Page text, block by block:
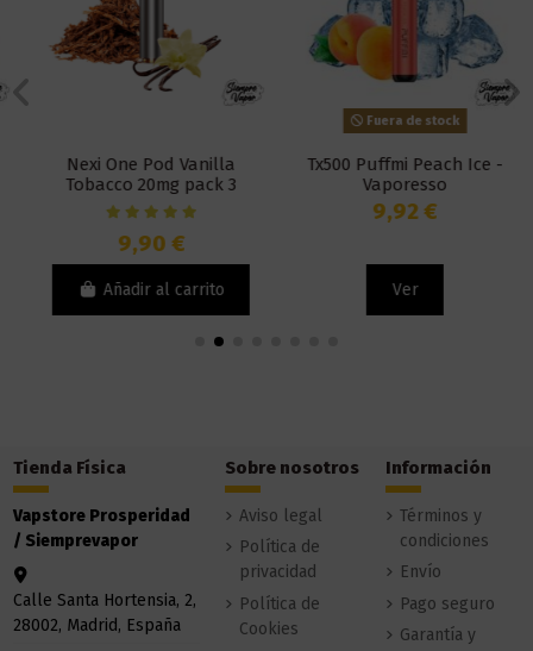
Nexi One Pod Vanilla
Tobacco 20mg pack 3
Unidades - Aspire
9,90 €
Añadir al carrito
Fuera de stock
Tx500 Puffmi Peach Ice -
Vaporesso
9,92 €
Ver
Tienda Física
Vapstore Prosperidad
/ Siemprevapor
Calle Santa Hortensia, 2,
28002, Madrid, España
Sobre nosotros
Aviso legal
Política de
privacidad
Política de
Cookies
Información
Términos y
condiciones
Envío
Pago seguro
Garantía y